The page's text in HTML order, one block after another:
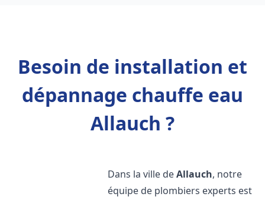
Besoin de installation et
dépannage chauffe eau
Allauch ?
Dans la ville deAllauch, notre
équipe de plombiers experts est